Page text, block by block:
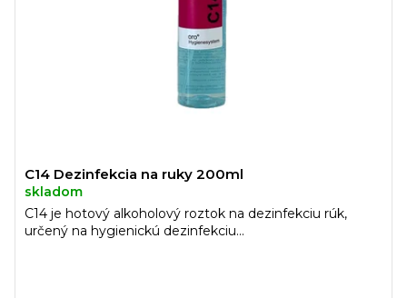
C14 Dezinfekcia na ruky 200ml
skladom
C14 je hotový alkoholový roztok na dezinfekciu rúk,
určený na hygienickú dezinfekciu...